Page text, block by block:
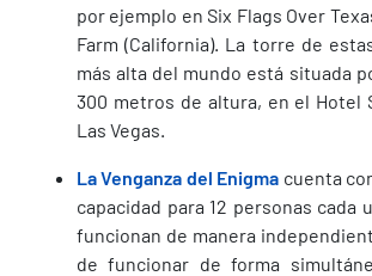
por ejemplo en Six Flags Over
Farm (California). La torre de
más alta del mundo está situada
300 metros de altura, en el Hotel
Las Vegas.
La Venganza del Enigma cuenta
capacidad para 12 personas cada
funcionan de manera
de funcionar de forma